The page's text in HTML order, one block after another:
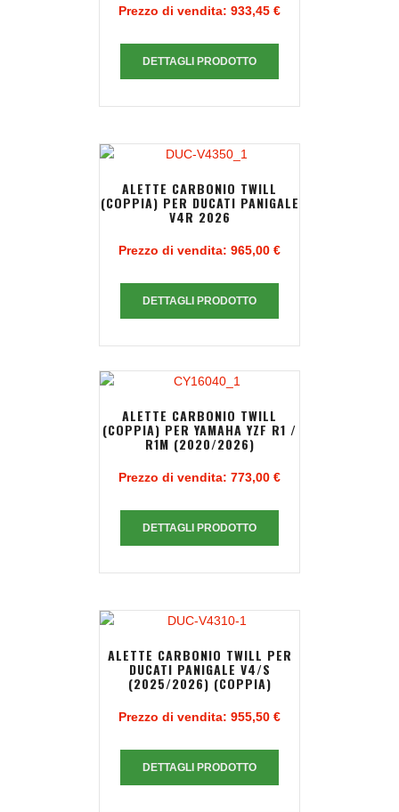
Prezzo di vendita: 933,45 €
DETTAGLI PRODOTTO
ALETTE CARBONIO TWILL
(COPPIA) PER DUCATI PANIGALE
V4R 2026
Prezzo di vendita: 965,00 €
DETTAGLI PRODOTTO
ALETTE CARBONIO TWILL
(COPPIA) PER YAMAHA YZF R1 /
R1M (2020/2026)
Prezzo di vendita: 773,00 €
DETTAGLI PRODOTTO
ALETTE CARBONIO TWILL PER
DUCATI PANIGALE V4/S
(2025/2026) (COPPIA)
Prezzo di vendita: 955,50 €
DETTAGLI PRODOTTO